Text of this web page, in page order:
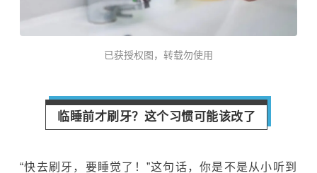
已获授权图，转载勿使用
临睡前才刷牙？这个习惯可能该改了
“快去刷牙，要睡觉了！”这句话，你是不是从小听到